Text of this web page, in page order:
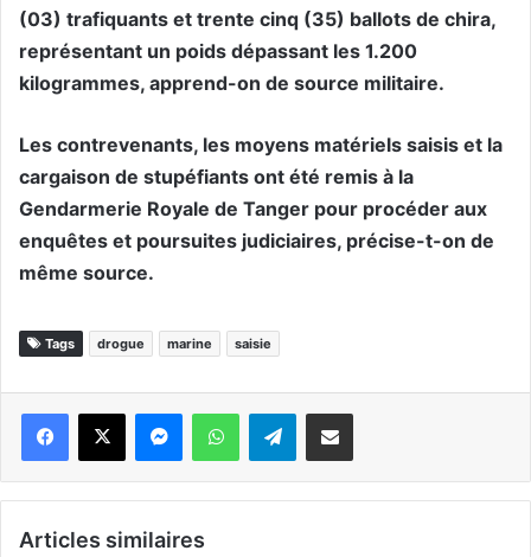
(03) trafiquants et trente cinq (35) ballots de chira,
représentant un poids dépassant les 1.200
kilogrammes, apprend-on de source militaire.
Les contrevenants, les moyens matériels saisis et la
cargaison de stupéfiants ont été remis à la
Gendarmerie Royale de Tanger pour procéder aux
enquêtes et poursuites judiciaires, précise-t-on de
même source.
Tags drogue marine saisie
WhatsApp Telegram
Articles similaires